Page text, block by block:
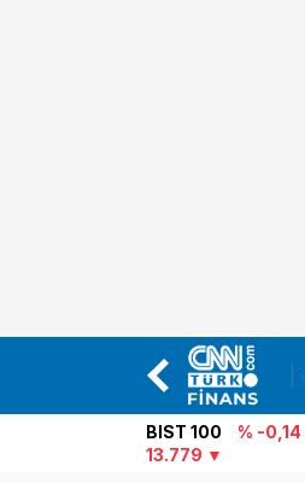
BIST 100
% -0,14
13.779